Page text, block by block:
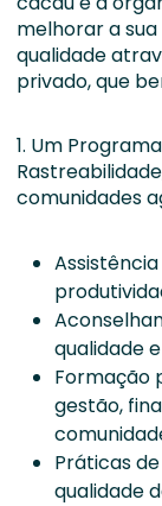
melhorar a
qualidade
privado, que
1. Um
comunidades
qualidade
Formação
gestão,
Práticas
qualidade